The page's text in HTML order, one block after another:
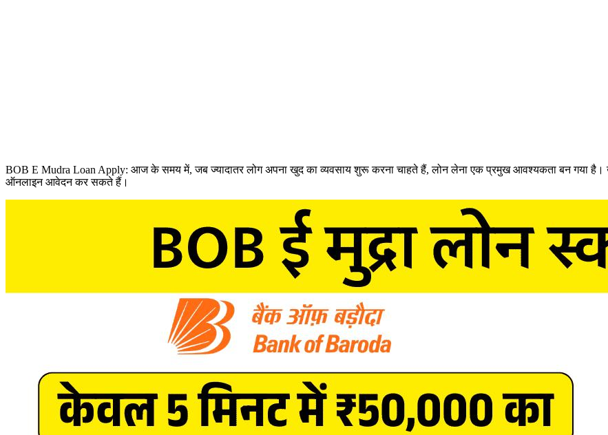
BOB E Mudra Loan Apply: आज के समय में, जब ज्यादातर लोग अपना खुद का व्यवसाय शुरू करना चाहते हैं, लोन लेना एक प्रमुख आवश्यकता बन गया
ऑनलाइन आवेदन कर सकते हैं।